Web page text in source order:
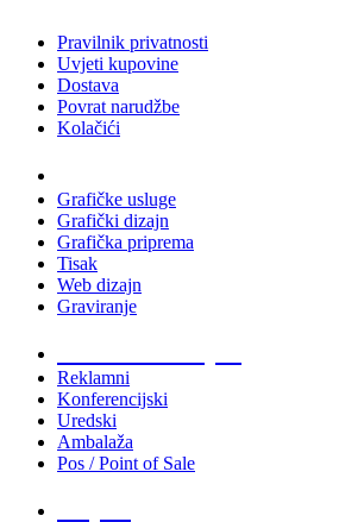
Pravilnik privatnosti
Uvjeti kupovine
Dostava
Povrat narudžbe
Kolačići
Grafičke usluge
Grafički dizajn
Grafička priprema
Tisak
Web dizajn
Graviranje
Reklamni
Konferencijski
Uredski
Ambalaža
Pos / Point of Sale